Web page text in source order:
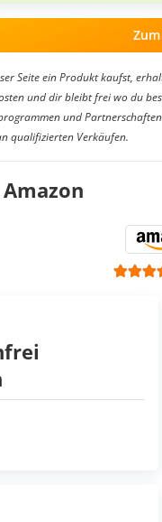
Seite ein Produkt kaufst,
und dir bleibt frei wo du
und
qualifizierten Verkäufen.